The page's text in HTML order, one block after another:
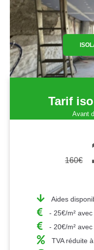
Tarif
Avant
160€
Aides
- 25€/m²
- 20€/m²
TVA réduite